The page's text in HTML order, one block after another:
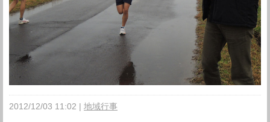
2012/12/03 11:02 地域行事